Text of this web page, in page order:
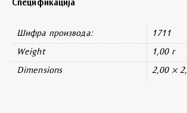
Спецификација
Шифра производа: 1711
Weight 1,00 г
Dimensions 2,00 ×